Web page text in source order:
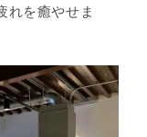
れを癒やせま